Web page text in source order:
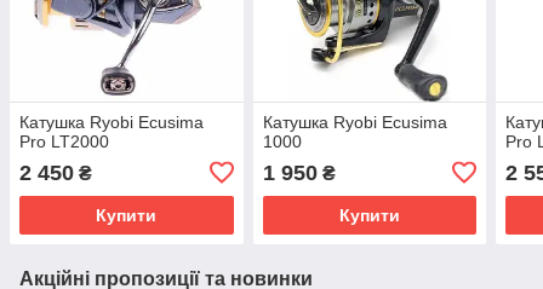
Катушка Ryobi Ecusima
Pro LT2000
2 450 ₴
Купити
Катушка Ryobi Ecusima
1000
1 950₴
Купити
Pro
2
Акційні пропозиції та новинки